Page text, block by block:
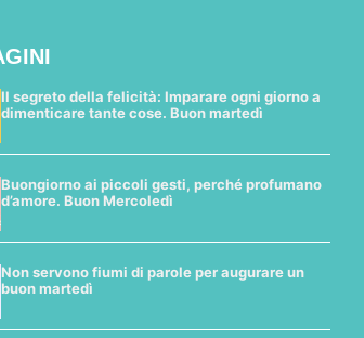
Il segreto della felicità: Imparare ogni giorno a
dimenticare tante cose. Buon martedì
Buongiorno ai piccoli gesti, perché profumano
d’amore. Buon Mercoledì
Non servono fiumi di parole per augurare un
buon martedì